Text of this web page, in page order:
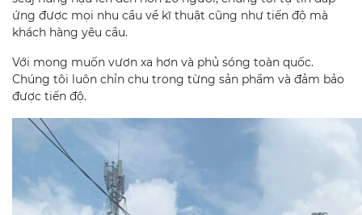
ứng được mọi nhu cầu về kĩ thuật cũng như tiến độ mà
khách hàng yêu cầu.
Với mong muốn vươn xa hơn và phủ sóng toàn quốc.
Chúng tôi luôn chỉn chu trong từng sản phẩm và đảm bảo
được tiến độ.